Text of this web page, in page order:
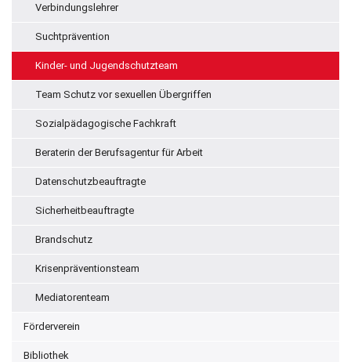
Verbindungslehrer
Suchtprävention
Kinder- und Jugendschutzteam
Team Schutz vor sexuellen Übergriffen
Sozialpädagogische Fachkraft
Beraterin der Berufsagentur für Arbeit
Datenschutzbeauftragte
Sicherheitbeauftragte
Brandschutz
Krisenpräventionsteam
Mediatorenteam
Förderverein
Bibliothek